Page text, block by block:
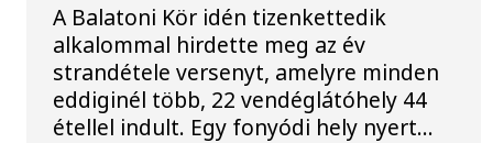
A Balatoni Kör idén tizenkettedik
alkalommal hirdette meg az év
strandétele versenyt, amelyre minden
eddiginél több, 22 vendéglátóhely 44
étellel indult. Egy fonyódi hely nyert...